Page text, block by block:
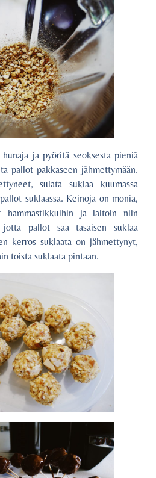
ja pyöritä seoksesta pieniä
pallot pakkaseen jähmettymään.
sulata suklaa kuumassa
suklaassa. Keinoja on monia,
ja laitoin niin
jotta pallot saa tasaisen suklaa
kerros suklaata on jähmettynyt,
toista suklaata pintaan.